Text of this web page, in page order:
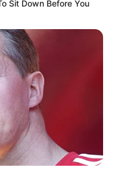
in Stolpen und
und
KÜHL |
19 Uhr | Dresden |
2026
| P. Bley l R.
Sit Down Before You